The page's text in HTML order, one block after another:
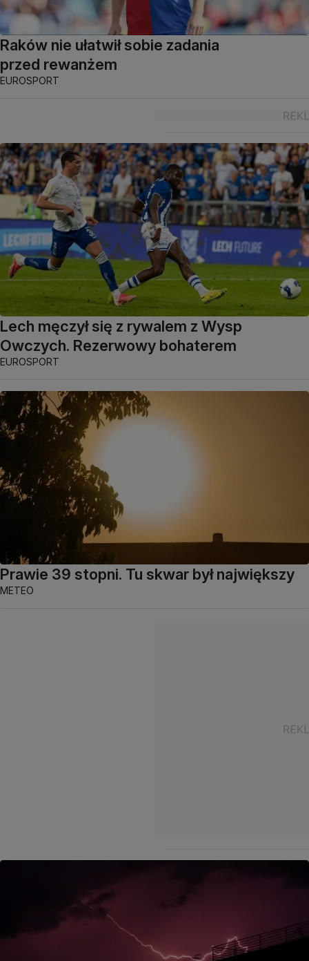
Raków nie ułatwił sobie zadania
przed rewanżem
EUROSPORT
Lech męczył się z rywalem z Wysp
Owczych. Rezerwowy bohaterem
EUROSPORT
Prawie 39 stopni. Tu skwar był największy
METEO